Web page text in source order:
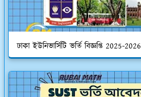
ঢাকা ইউনিভার্সিটি ভর্তি বিজ্ঞপ্তি 2025-2026